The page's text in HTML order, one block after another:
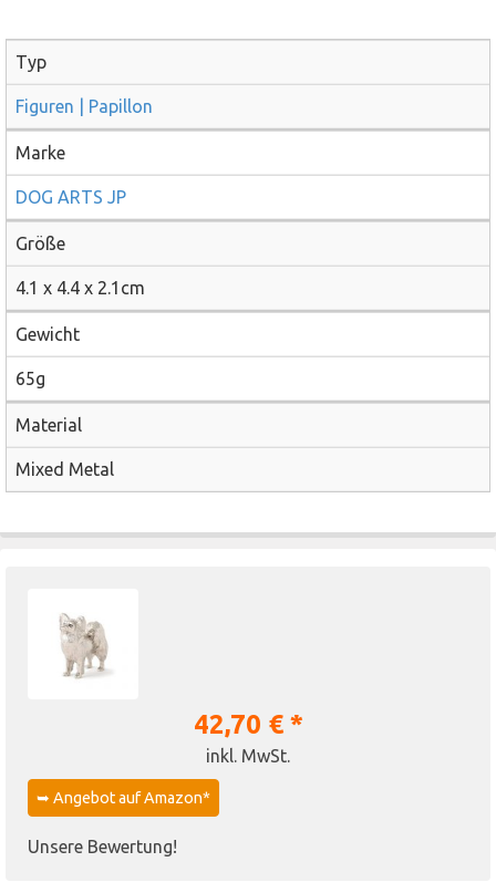
Typ
Figuren | Papillon
Marke
DOG ARTS JP
Größe
4.1 x 4.4 x 2.1cm
Gewicht
65g
Material
Mixed Metal
42,70 € *
inkl. MwSt.
➥ Angebot auf Amazon*
Unsere Bewertung!